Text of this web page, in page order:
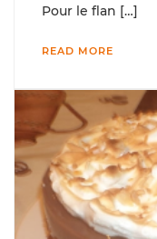
Pour le flan […]
READ MORE